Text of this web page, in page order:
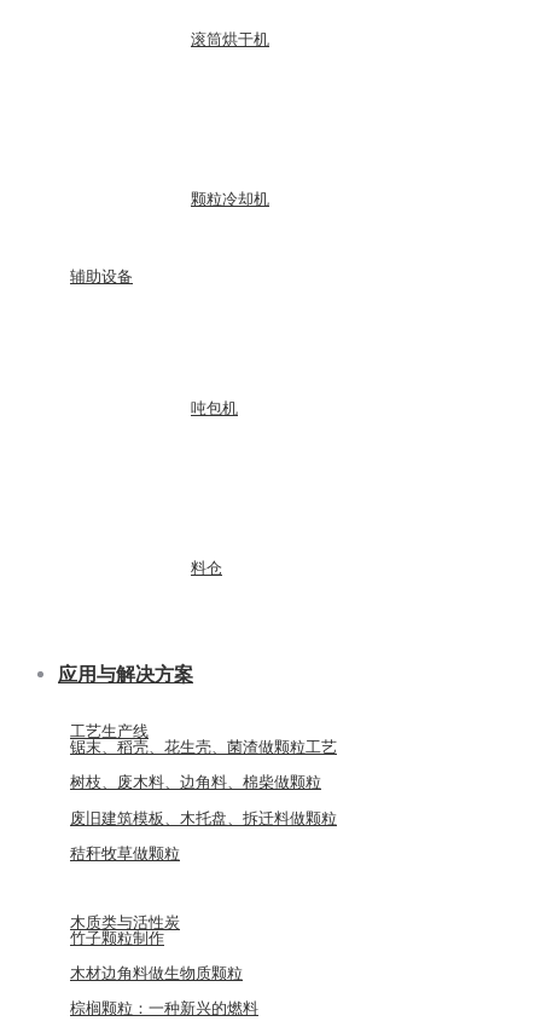
滚筒烘干机
颗粒冷却机
辅助设备
吨包机
料仓
应用与解决方案
工艺生产线
锯末、稻壳、花生壳、菌渣做颗粒工艺
树枝、废木料、边角料、棉柴做颗粒
废旧建筑模板、木托盘、拆迁料做颗粒
秸秆牧草做颗粒
木质类与活性炭
竹子颗粒制作
木材边角料做生物质颗粒
棕榈颗粒：一种新兴的燃料